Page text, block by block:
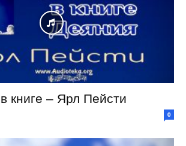
книге – Ярл Пейсти
0